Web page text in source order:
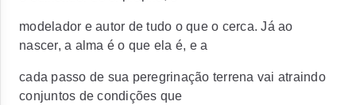
modelador e autor de tudo o que o cerca. Já ao
nascer, a alma é o que ela é, e a
cada passo de sua peregrinação terrena vai atraindo
conjuntos de condições que